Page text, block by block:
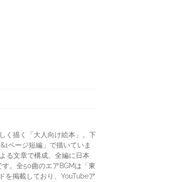
く描く「大人向け絵本」。下
ページ短編」で描いていま
る文章で構成。全編に日本
。全50曲のエアBGMは「東
を掲載しており、YouTubeア